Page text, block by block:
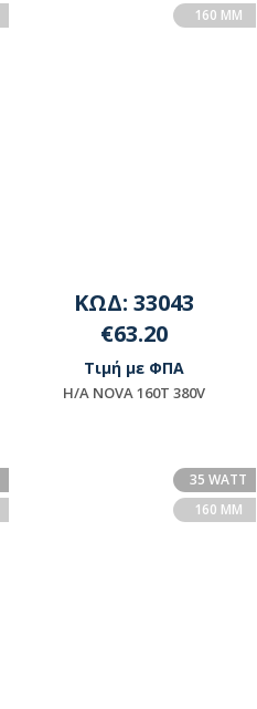
160 MM
ΚΩΔ: 33043
€63.20
Τιμή με ΦΠΑ
H/A NOVA 160T 380V
35 WATT
160 MM